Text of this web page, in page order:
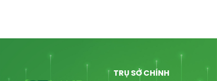
TRỤ SỞ CHÍNH